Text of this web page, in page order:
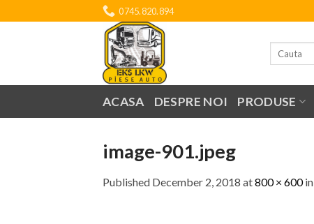
to
0745.820.894
ACASA DESPRE NOI PRODUSE
image-901.jpeg
Published December 2, 2018 at800 × 600in